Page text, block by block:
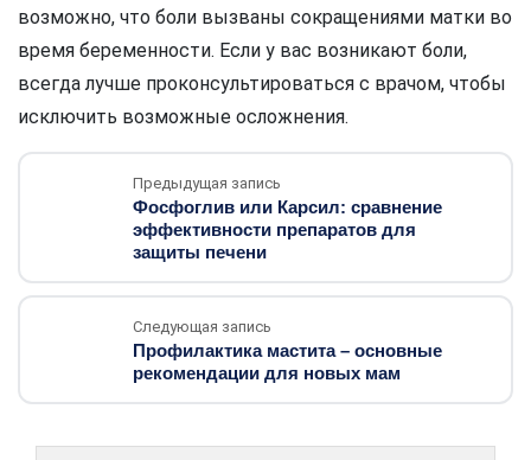
возможно, что боли вызваны сокращениями матки во
время беременности. Если у вас возникают боли,
всегда лучше проконсультироваться с врачом, чтобы
исключить возможные осложнения.
Предыдущая запись
Фосфоглив или Карсил: сравнение
эффективности препаратов для
защиты печени
Следующая запись
Профилактика мастита – основные
рекомендации для новых мам